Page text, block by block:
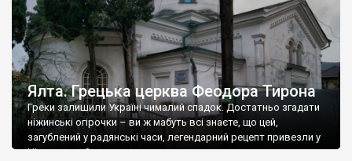
Ялта. Грецька церква Феодора Тирона
Греки залишили Україні чималий спадок. Достатньо згадати
ніжинські огірочки – ви ж мабуть всі знаєте, що цей,
загублений у радянські часи, легендарний рецепт привезли у
Ніжин греки?